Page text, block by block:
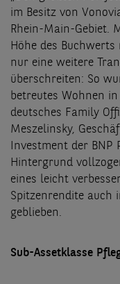
im Besitz von
Rhein-Main-Gebiet.
Höhe des
nur eine weitere
überschreiten: So
betreutes Wohnen
deutsches Family
Meszelinsky,
Investment der BNP
Hintergrund
eines leicht
Spitzenrendite auch
geblieben.
Sub-Assetklasse